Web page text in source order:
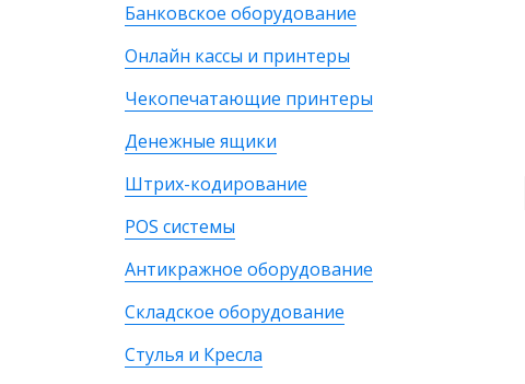
Банковское оборудование
Онлайн кассы и принтеры
Чекопечатающие принтеры
Денежные ящики
Штрих-кодирование
POS системы
Антикражное оборудование
Складское оборудование
Стулья и Кресла